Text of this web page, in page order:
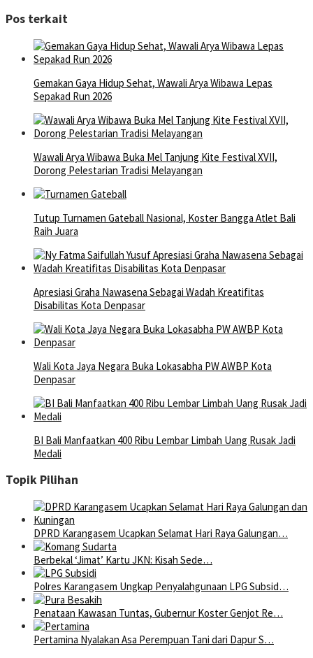
Pos terkait
Gemakan Gaya Hidup Sehat, Wawali Arya Wibawa Lepas
Sepakad Run 2026
Wawali Arya Wibawa Buka Mel Tanjung Kite Festival XVII,
Dorong Pelestarian Tradisi Melayangan
Tutup Turnamen Gateball Nasional, Koster Bangga Atlet Bali
Raih Juara
Apresiasi Graha Nawasena Sebagai Wadah Kreatifitas
Disabilitas Kota Denpasar
Wali Kota Jaya Negara Buka Lokasabha PW AWBP Kota
Denpasar
BI Bali Manfaatkan 400 Ribu Lembar Limbah Uang Rusak Jadi
Medali
Topik Pilihan
DPRD Karangasem Ucapkan Selamat Hari Raya Galungan…
Berbekal ‘Jimat’ Kartu JKN: Kisah Sede…
Polres Karangasem Ungkap Penyalahgunaan LPG Subsid…
Penataan Kawasan Tuntas, Gubernur Koster Genjot Re…
Pertamina Nyalakan Asa Perempuan Tani dari Dapur S…